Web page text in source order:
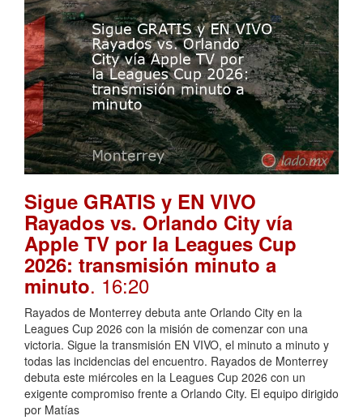
Sigue GRATIS y EN VIVO
Rayados vs. Orlando City vía
Apple TV por la Leagues Cup
2026: transmisión minuto a
minuto. 16:20
Rayados de Monterrey debuta ante Orlando City en la
Leagues Cup 2026 con la misión de comenzar con una
victoria. Sigue la transmisión EN VIVO, el minuto a minuto y
todas las incidencias del encuentro. Rayados de Monterrey
debuta este miércoles en la Leagues Cup 2026 con un
exigente compromiso frente a Orlando City. El equipo dirigido
por Matías